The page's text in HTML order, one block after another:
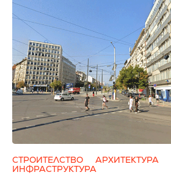
СТРОИТЕЛСТВО
АРХИТЕКТУРА
ИНФРАСТРУКТУРА